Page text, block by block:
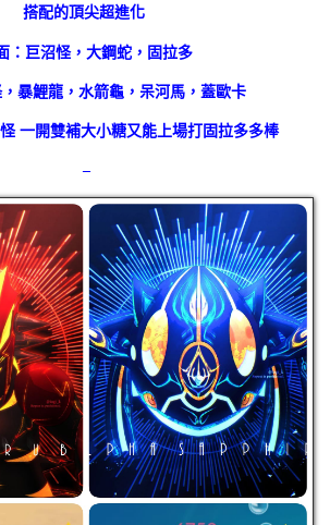
搭配的頂尖超進化
：巨沼怪，大鋼蛇，固拉多
暴鯉龍，水箭龜，呆河馬，蓋歐卡
一開雙補大小糖又能上場打固拉多多棒
–